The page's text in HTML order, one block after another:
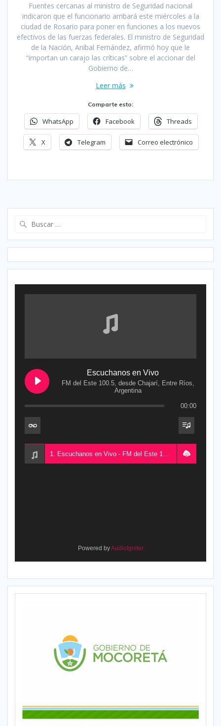
Fuentes cercanas al ministro de Seguridad nacional
indicaron que el funcionario arribará este miércoles a la
ciudad de Rosario para poner en funciones a los nuevos
efectivos de las fuerzas federales. El ministro de Seguridad
de la Nación, Aníbal Fernández, afirmó hoy que le
“importan un carajo las críticas” sobre el accionar del
Gobierno de…
Leer más
Comparte esto:
WhatsApp Facebook Threads
X Telegram Correo electrónico
Escuchanos en Vivo
FM del Este 100.5, desde Chajarí, Entre Ríos,
Argentina
00:00
Powered byAudioIgniter